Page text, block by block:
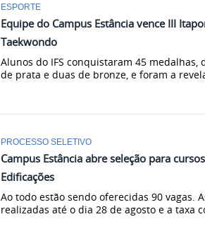
ESPORTE
Equipe do Campus Estância vence III
Taekwondo
Alunos do IFS conquistaram 45 medalhas,
de prata e duas de bronze, e foram a
PROCESSO SELETIVO
Campus Estância abre seleção para
Edificações
Ao todo estão sendo oferecidas 90 vagas.
realizadas até o dia 28 de agosto e a taxa